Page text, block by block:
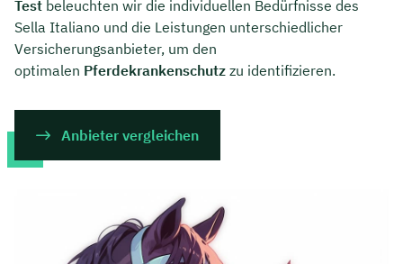
Test beleuchten wir die individuellen Bedürfnisse des
Sella Italiano und die Leistungen unterschiedlicher
Versicherungsanbieter, um den
optimalen Pferdekrankenschutz zu identifizieren.
Anbieter vergleichen